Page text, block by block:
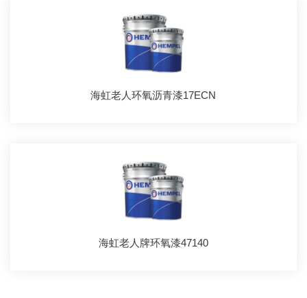
海虹老人环氧沥青漆17ECN
海虹老人牌环氧漆47140